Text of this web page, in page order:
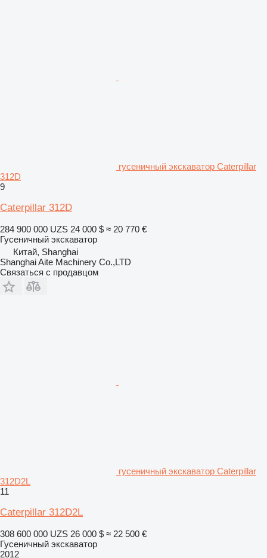
гусеничный экскаватор Caterpillar
312D
9
Caterpillar 312D
284 900 000 UZS 24 000 $ ≈ 20 770 €
Гусеничный экскаватор
Китай, Shanghai
Shanghai Aite Machinery Co.,LTD
Связаться с продавцом
гусеничный экскаватор Caterpillar
312D2L
11
Caterpillar 312D2L
308 600 000 UZS 26 000 $ ≈ 22 500 €
Гусеничный экскаватор
2012